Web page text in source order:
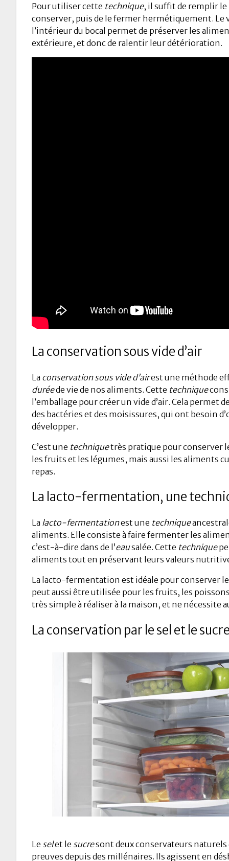
Pour utiliser cette technique, il suffit de remplir le
conserver, puis de le fermer hermétiquement. Le
l’intérieur du bocal permet de préserver les
extérieure, et donc de ralentir leur détérioration.
La conservation sous vide d’air
La conservation sous vide d’airest une méthode
duréede vie de nos aliments. Cette technique
l’emballage pour créer un vide d’air. Cela permet
des bactéries et des moisissures, qui ont besoin
développer.
C’est une techniquetrès pratique pour conserver
les fruits et les légumes, mais aussi les aliments
repas.
La lacto-fermentation, une
La lacto-fermentationest une technique
aliments. Elle consiste à faire fermenter les
c’est-à-dire dans de l’eausalée. Cette technique
aliments tout en préservant leurs valeurs
La lacto-fermentation est idéale pour conserver
peut aussi être utilisée pour les fruits, les
très simple à réaliser à la maison, et ne nécessite
La conservation par le sel et le
Le selet le sucresont deux conservateurs
preuves depuis des millénaires. Ils agissent en